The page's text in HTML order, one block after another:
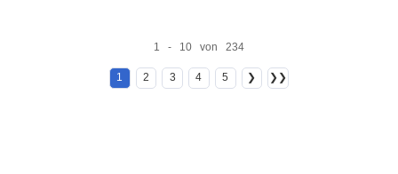
1 - 10 von 234
1 2 3 4 5 ❯ ❯❯